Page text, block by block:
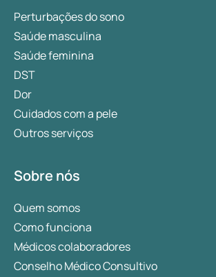
Perturbações do sono
Saúde masculina
Saúde feminina
DST
Dor
Cuidados com a pele
Outros serviços
Sobre nós
Quem somos
Como funciona
Médicos colaboradores
Conselho Médico Consultivo